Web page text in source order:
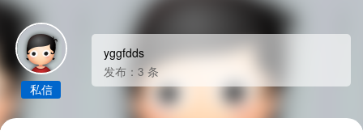
私信
yggfdds
发布：3 条